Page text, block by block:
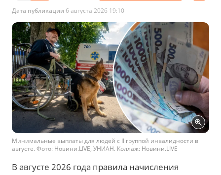
Дата публикации 6 августа 2026 19:10
Минимальные выплаты для людей с II группой инвалидности в
августе. Фото: Новини.LIVE, УНИАН. Коллаж: Новини.LIVE
В августе 2026 года правила начисления